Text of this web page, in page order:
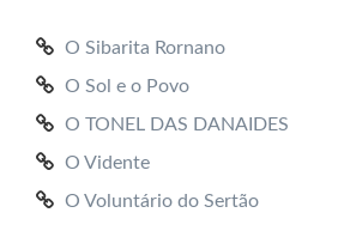
O Sibarita Rornano
O Sol e o Povo
O TONEL DAS DANAIDES
O Vidente
O Voluntário do Sertão